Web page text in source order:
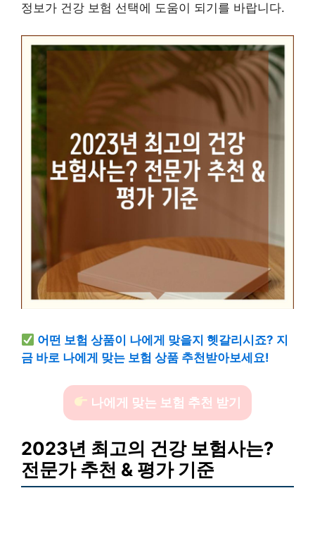
정보가 건강 보험 선택에 도움이 되기를 바랍니다.
어떤 보험 상품이 나에게 맞을지 헷갈리시죠? 지
금 바로 나에게 맞는 보험 상품 추천받아보세요!
나에게 맞는 보험 추천 받기
2023년 최고의 건강 보험사는?
전문가 추천 & 평가 기준